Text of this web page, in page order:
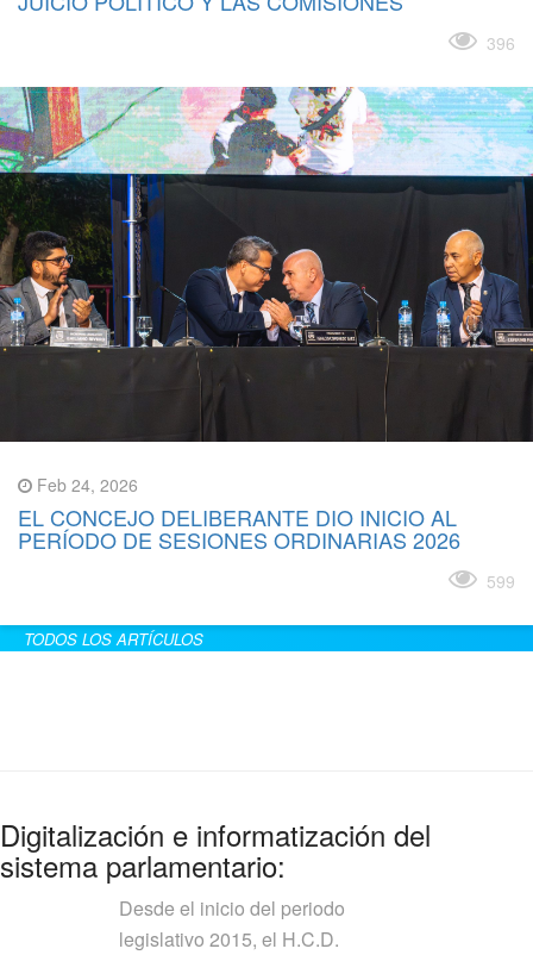
396
Feb 24, 2026
EL CONCEJO DELIBERANTE DIO INICIO AL
PERÍODO DE SESIONES ORDINARIAS 2026
599
TODOS LOS ARTÍCULOS
Digitalización e informatización del
sistema parlamentario:
Desde el inicio del periodo
legislativo 2015, el H.C.D.